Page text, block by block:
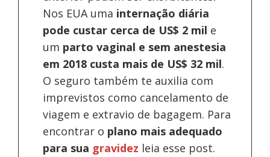
Nos EUA uma internação diária
pode custar cerca de US$ 2 mil e
um parto vaginal e sem anestesia
em 2018 custa mais de US$ 32 mil.
O seguro também te auxilia com
imprevistos como cancelamento de
viagem e extravio de bagagem. Para
encontrar o plano mais adequado
para sua gravidez leia esse post.